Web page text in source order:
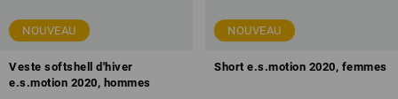
NOUVEAU
Veste softshell d'hiver
e.s.motion 2020, hommes
NOUVEAU
Short e.s.motion 2020, femmes